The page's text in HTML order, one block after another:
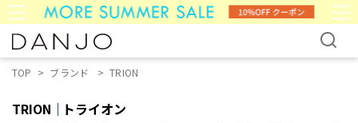
TOP ブランド TRION
TRION トライオン